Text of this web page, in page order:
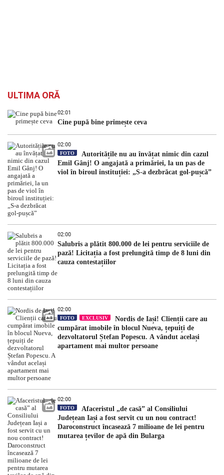
ULTIMA ORĂ
02:01
Cine pupă bine primește ceva
02:00
FOTO
Autoritățile nu au învățat nimic din cazul
Emil Gânj! O angajată a primăriei, la un pas de
viol în biroul instituției: „S-a dezbrăcat gol-pușcă”
02:00
Salubris a plătit 800.000 de lei pentru serviciile de
pază! Licitația a fost prelungită timp de 8 luni din
cauza contestațiilor
02:00
FOTO EXCLUSIV
Nordis de Iași! Clienții care au
cumpărat imobile în blocul Nueva, țepuiți de
dezvoltatorul Ștefan Popescu. A vândut același
apartament mai multor persoane
02:00
FOTO
Afaceristul „de casă” al Consiliului
Județean Iași a fost servit cu un nou contract!
Daroconstruct încasează 7 milioane de lei pentru
mutarea țevilor de apă din Bularga